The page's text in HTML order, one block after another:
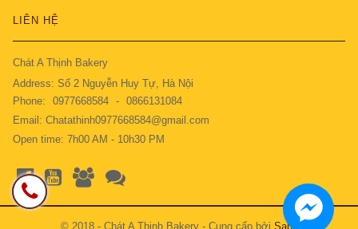
LIÊN HỆ
Chát A Thịnh Bakery
Address: Số 2 Nguyễn Huy Tự, Hà Nội
Phone:
0977668584 -
0866131084
Email: Chatathinh0977668584@gmail.com
Open time: 7h00 AM - 10h30 PM
© 2018 - Chát A Thịnh Bakery - Cung cấp bởi Sapo